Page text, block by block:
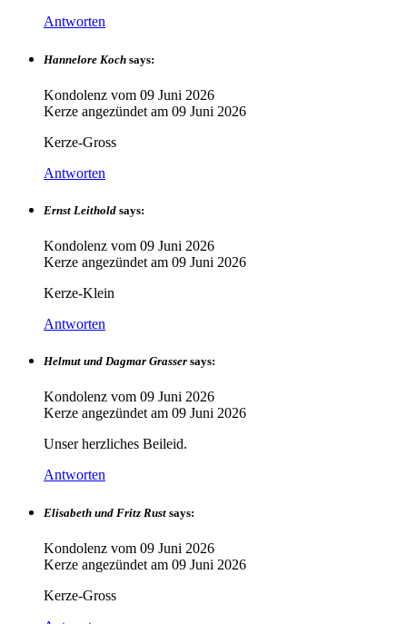
Antworten
Hannelore Koch says:
Kondolenz vom 09 Juni 2026
Kerze angezündet am 09 Juni 2026
Kerze-Gross
Antworten
Ernst Leithold says:
Kondolenz vom 09 Juni 2026
Kerze angezündet am 09 Juni 2026
Kerze-Klein
Antworten
Helmut und Dagmar Grasser says:
Kondolenz vom 09 Juni 2026
Kerze angezündet am 09 Juni 2026
Unser herzliches Beileid.
Antworten
Elisabeth und Fritz Rust says:
Kondolenz vom 09 Juni 2026
Kerze angezündet am 09 Juni 2026
Kerze-Gross